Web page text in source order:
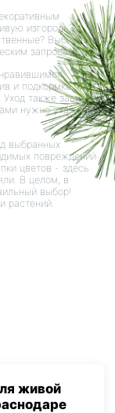
изгородь?
Выбирайте
запросам.
и подкормка, кто-
также зависит
нужно ухаживать
выбранных
повреждений
цветов - здесь
В целом, в
выбор!
растений.
живой